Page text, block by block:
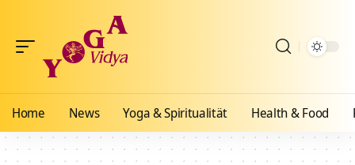
Home News Yoga & Spiritualität Health & Food